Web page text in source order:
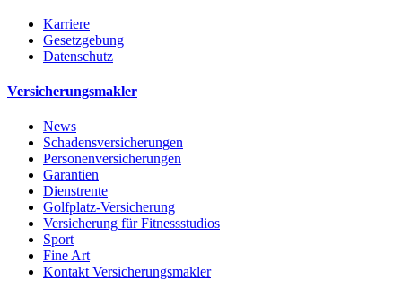
Karriere
Gesetzgebung
Datenschutz
Versicherungsmakler
News
Schadensversicherungen
Personenversicherungen
Garantien
Dienstrente
Golfplatz-Versicherung
Versicherung für Fitnessstudios
Sport
Fine Art
Kontakt Versicherungsmakler